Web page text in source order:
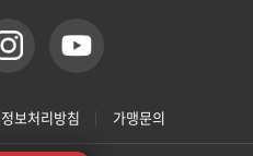
보처리방침 가맹문의